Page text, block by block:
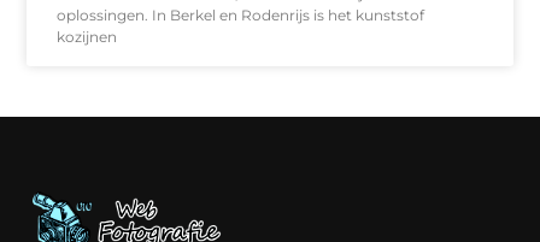
oplossingen. In Berkel en Rodenrijs is het kunststof
kozijnen